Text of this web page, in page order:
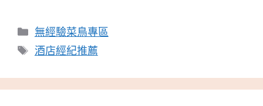
分
類
無經驗菜鳥專區
標
酒店經紀推薦